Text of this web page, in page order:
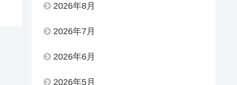
2026年8月
2026年7月
2026年6月
2026年5月